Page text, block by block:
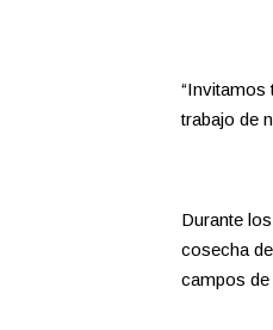
“Invitamos
trabajo de
Durante
cosecha
campos